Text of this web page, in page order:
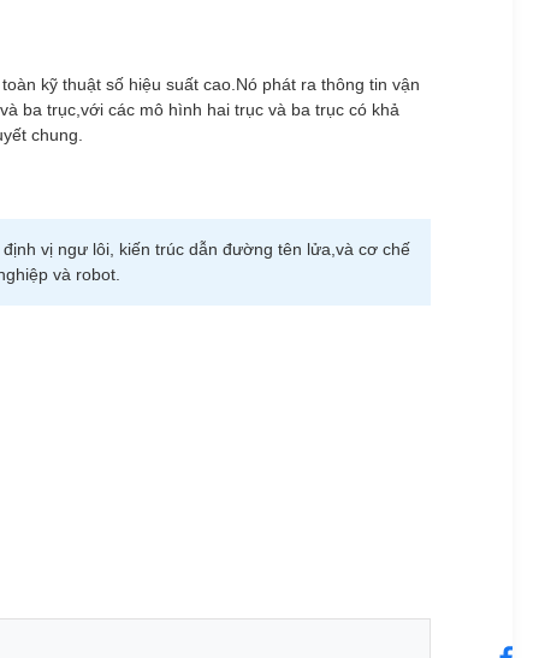
kỹ thuật số hiệu suất cao.Nó phát ra thông tin vận
ba trục,với các mô hình hai trục và ba trục có khả
chung.
vị ngư lôi, kiến trúc dẫn đường tên lửa,và cơ chế
và robot.